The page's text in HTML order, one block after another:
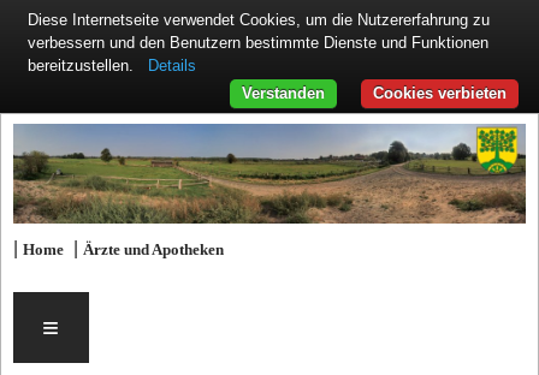
|Home |Ärzte und Apotheken
≡
Diese Internetseite verwendet Cookies, um die Nutzererfahrung zu
verbessern und den Benutzern bestimmte Dienste und Funktionen
bereitzustellen.
Details
Cookies verbieten
Verstanden